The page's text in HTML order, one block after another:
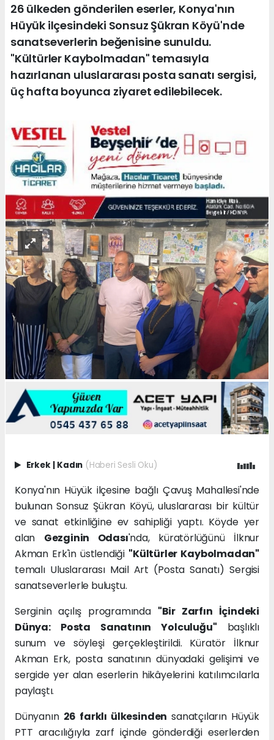
26 ülkeden gönderilen eserler, Konya'nın
Hüyük ilçesindeki Sonsuz Şükran Köyü'nde
sanatseverlerin beğenisine sunuldu.
"Kültürler Kaybolmadan" temasıyla
hazırlanan uluslararası posta sanatı sergisi,
üç hafta boyunca ziyaret edilebilecek.
Erkek | Kadın (Haberi Sesli Oku)
Konya'nın Hüyük ilçesine bağlı Çavuş Mahallesi'nde
bulunan Sonsuz Şükran Köyü, uluslararası bir kültür
ve sanat etkinliğine ev sahipliği yaptı. Köyde yer
alan Gezginin Odası'nda, küratörlüğünü İlknur
Akman Erk'in üstlendiği "Kültürler Kaybolmadan"
temalı Uluslararası Mail Art (Posta Sanatı) Sergisi
sanatseverlerle buluştu.
Serginin açılış programında "Bir Zarfın İçindeki
Dünya: Posta Sanatının Yolculuğu" başlıklı
sunum ve söyleşi gerçekleştirildi. Küratör İlknur
Akman Erk, posta sanatının dünyadaki gelişimi ve
sergide yer alan eserlerin hikâyelerini katılımcılarla
paylaştı.
Dünyanın 26 farklı ülkesinden sanatçıların Hüyük
PTT aracılığıyla zarf içinde gönderdiği eserlerden